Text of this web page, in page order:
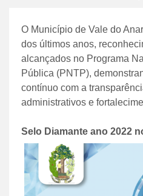
O Município de Vale do
dos últimos anos,
alcançados no Programa
Pública (PNTP),
contínuo com a
administrativos e
Selo Diamante ano 2022